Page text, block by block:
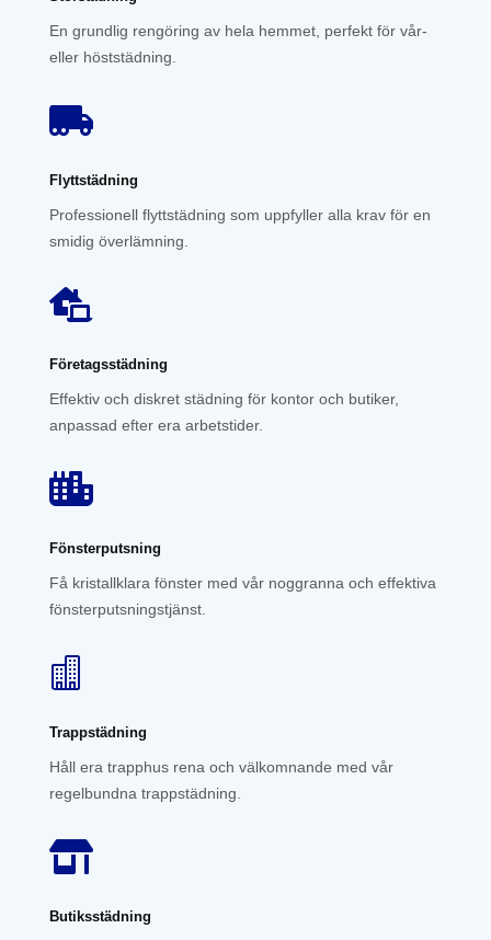
En grundlig rengöring av hela hemmet, perfekt för vår-
eller höststädning.

Flyttstädning
Professionell flyttstädning som uppfyller alla krav för en
smidig överlämning.

Företagsstädning
Effektiv och diskret städning för kontor och butiker,
anpassad efter era arbetstider.

Fönsterputsning
Få kristallklara fönster med vår noggranna och effektiva
fönsterputsningstjänst.

Trappstädning
Håll era trapphus rena och välkomnande med vår
regelbundna trappstädning.

Butiksstädning